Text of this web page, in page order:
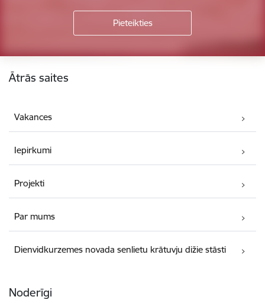
Ātrās saites
Vakances
Iepirkumi
Projekti
Par mums
Dienvidkurzemes novada senlietu krātuvju dižie stāsti
Noderīgi